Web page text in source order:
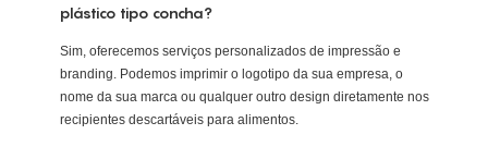
plástico tipo concha?
Sim, oferecemos serviços personalizados de impressão e
branding. Podemos imprimir o logotipo da sua empresa, o
nome da sua marca ou qualquer outro design diretamente nos
recipientes descartáveis ​​para alimentos.